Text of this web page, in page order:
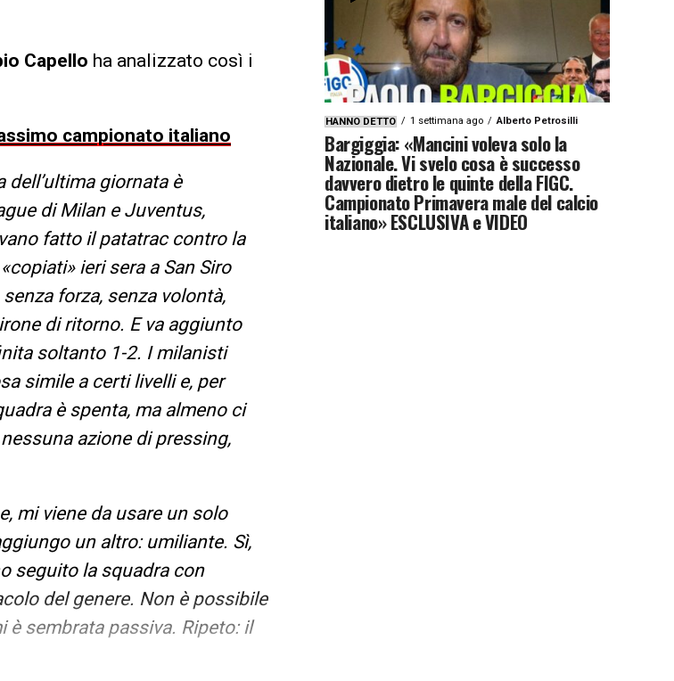
Capello ha analizzato così i
campionato italiano
dell’ultima giornata è
di Milan e Juventus,
fatto il patatrac contro la
ieri sera a San Siro
forza, senza volontà,
di ritorno. E va aggiunto
soltanto 1-2. I milanisti
simile a certi livelli e, per
è spenta, ma almeno ci
azione di pressing,
mi viene da usare un solo
un altro: umiliante. Sì,
seguito la squadra con
del genere. Non è possibile
è sembrata passiva. Ripeto: il
HANNO DETTO 1 settimana ago Alberto Petrosilli
Bargiggia: «Mancini voleva solo la
Nazionale. Vi svelo cosa è successo
davvero dietro le quinte della FIGC.
Campionato Primavera male del calcio
italiano» ESCLUSIVA e VIDEO